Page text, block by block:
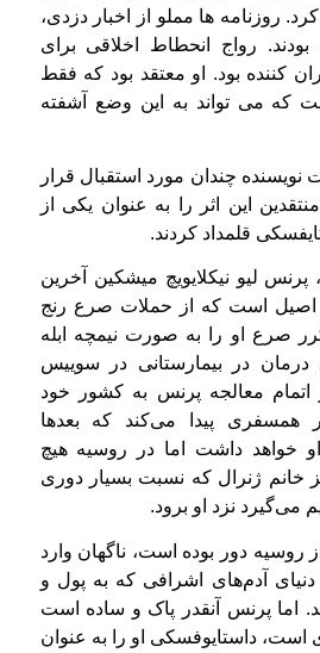
روزنامه ها مملو از اخبار دزدی،
رواج انحطاط اخلاقی برای
کننده بود. او معتقد بود که فقط
که می تواند به این وضع آشفته
نویسنده چندان مورد استقبال قرار
این اثر را به عنوان یکی از
قلمداد کردند.
لیو نیکلایویچ میشکین آخرین
اصیل است که از حملات صرع رنج
صرع او را به صورت نیمچه ابله
در بیمارستانی در سوییس
اتمام معالجه پرنس به کشور خود
همسفری پیدا می‌کند که بعدها
خواهد داشت اما در روسیه هیچ
خانم ژنرال که نسبت بسیار دوری
می‌گیرد نزد او برود.
دور بوده است، ناگهان وارد
آدم‌های اشرافی که به پول و
اما پرنس آنقدر پاک و ساده است
است، داستایوفسکی او را به عنوان